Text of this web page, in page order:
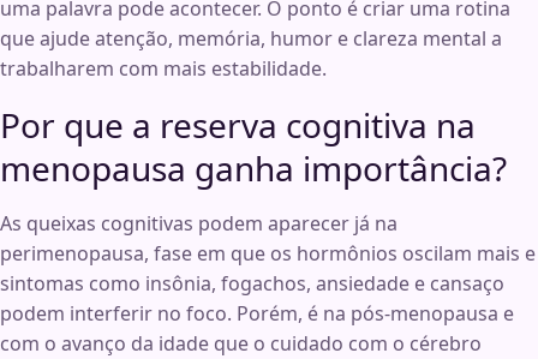
uma palavra pode acontecer. O ponto é criar uma rotina
que ajude atenção, memória, humor e clareza mental a
trabalharem com mais estabilidade.
Por que a reserva cognitiva na
menopausa ganha importância?
As queixas cognitivas podem aparecer já na
perimenopausa, fase em que os hormônios oscilam mais e
sintomas como insônia, fogachos, ansiedade e cansaço
podem interferir no foco. Porém, é na pós-menopausa e
com o avanço da idade que o cuidado com o cérebro